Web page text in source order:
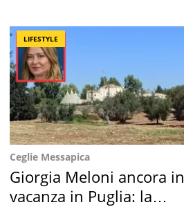
LIFESTYLE
Ceglie Messapica
Giorgia Meloni ancora in
vacanza in Puglia: la